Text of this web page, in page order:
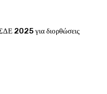
2025 για διορθώσεις